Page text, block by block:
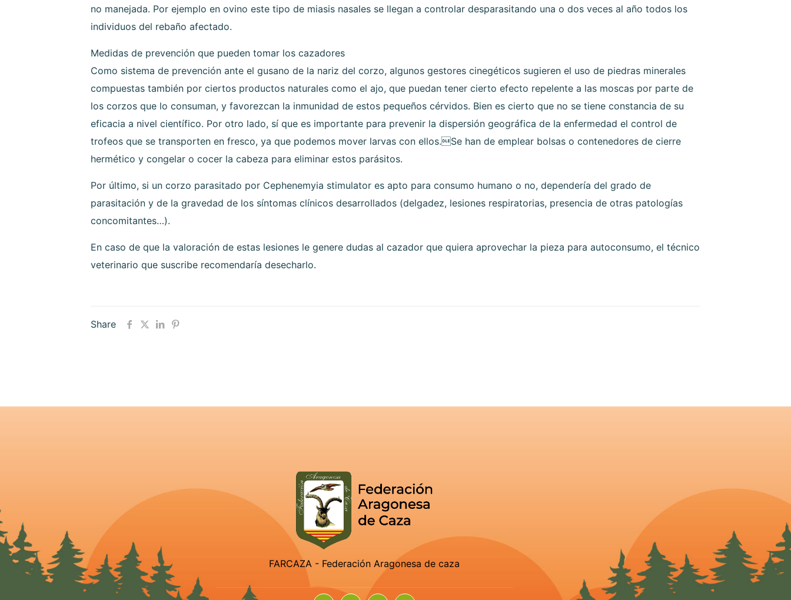
no manejada. Por ejemplo en ovino este tipo de miasis nasales se llegan a controlar desparasitando una o dos veces al año todos los
individuos del rebaño afectado.
Medidas de prevención que pueden tomar los cazadores
Como sistema de prevención ante el gusano de la nariz del corzo, algunos gestores cinegéticos sugieren el uso de piedras minerales
compuestas también por ciertos productos naturales como el ajo, que puedan tener cierto efecto repelente a las moscas por parte de
los corzos que lo consuman, y favorezcan la inmunidad de estos pequeños cérvidos. Bien es cierto que no se tiene constancia de su
eficacia a nivel científico. Por otro lado, sí que es importante para prevenir la dispersión geográfica de la enfermedad el control de
trofeos que se transporten en fresco, ya que podemos mover larvas con ellos.Se han de emplear bolsas o contenedores de cierre
hermético y congelar o cocer la cabeza para eliminar estos parásitos.
Por último, si un corzo parasitado por Cephenemyia stimulator es apto para consumo humano o no, dependería del grado de
parasitación y de la gravedad de los síntomas clínicos desarrollados (delgadez, lesiones respiratorias, presencia de otras patologías
concomitantes…).
En caso de que la valoración de estas lesiones le genere dudas al cazador que quiera aprovechar la pieza para autoconsumo, el técnico
veterinario que suscribe recomendaría desecharlo.
Share
FARCAZA - Federación Aragonesa de caza